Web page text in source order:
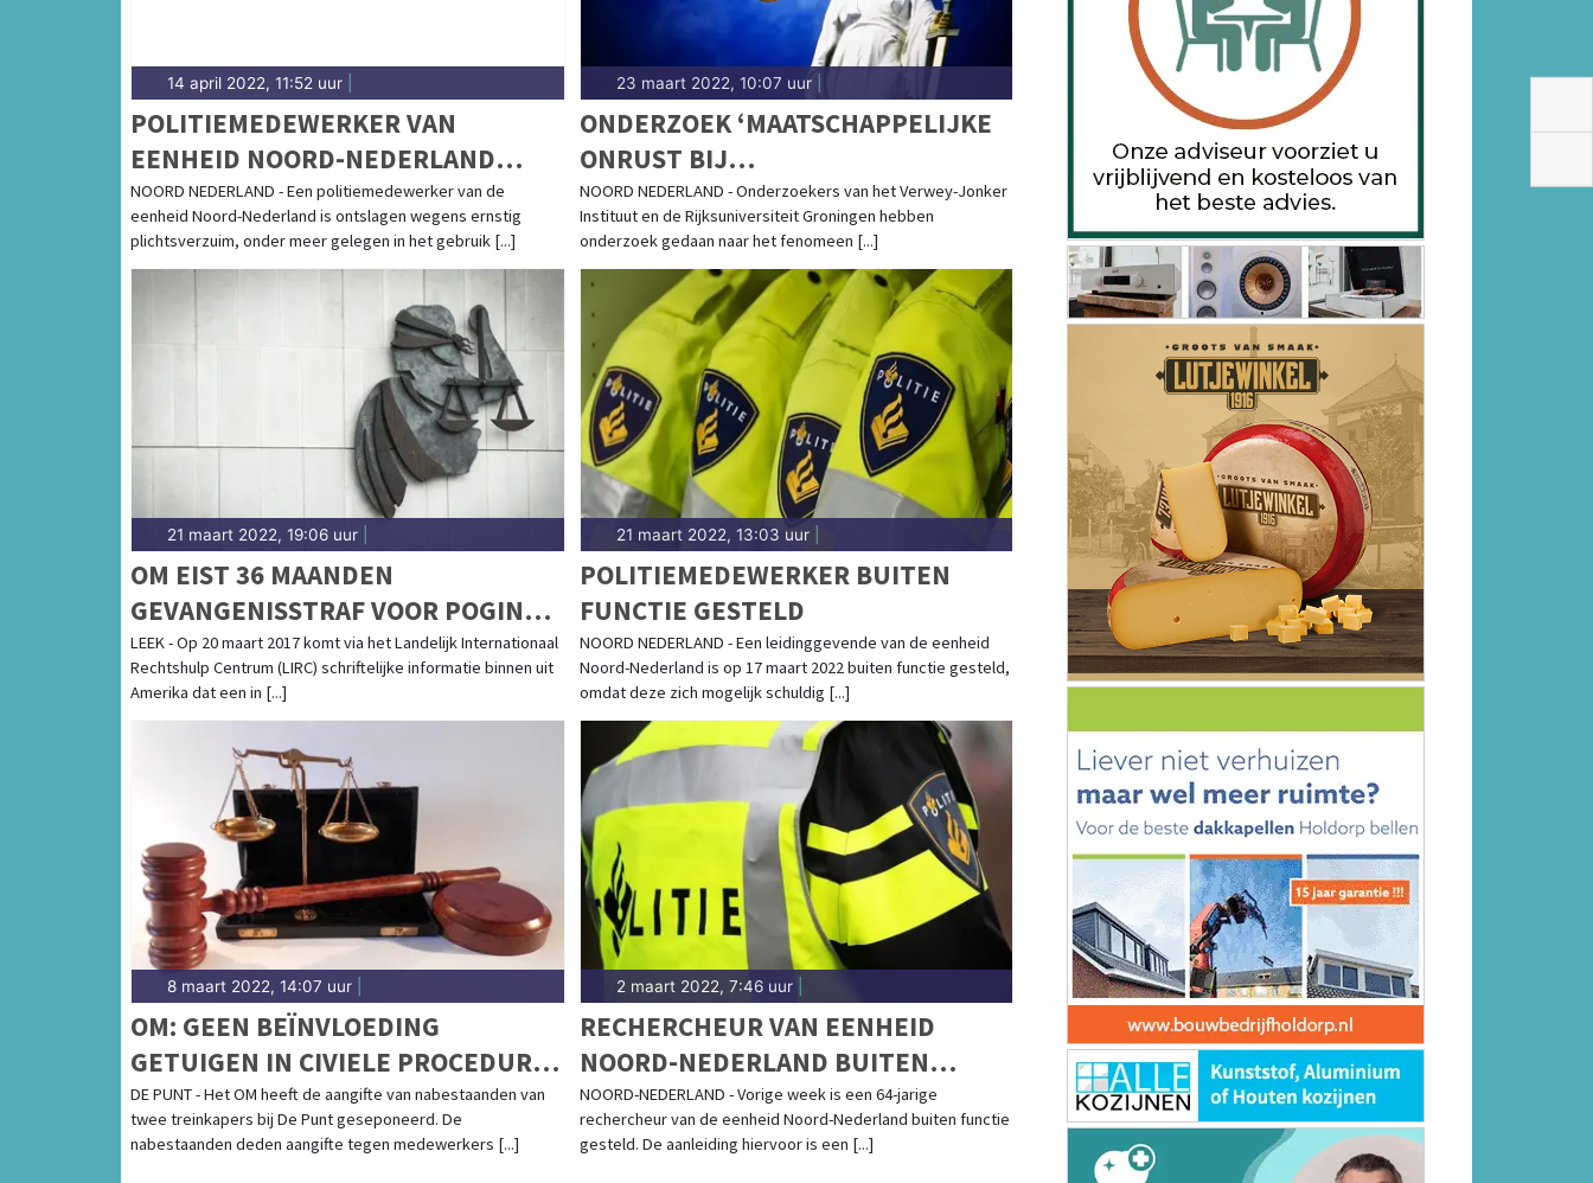
14 april 2022, 11:52 uur
POLITIEMEDEWERKER VAN
EENHEID NOORD-NEDERLAND
ONTSLAGEN
NOORD NEDERLAND - Een politiemedewerker van de
eenheid Noord-Nederland is ontslagen wegens ernstig
plichtsverzuim, onder meer gelegen in het gebruik [...]
23 maart 2022, 10:07 uur|
ONDERZOEK ‘MAATSCHAPPELIJKE
ONRUST BIJ
OVERHEIDSBESLISSINGEN NOORD-
NEDERLAND’ AFGEROND
NOORD NEDERLAND - Onderzoekers van het Verwey-Jonker
Instituut en de Rijksuniversiteit Groningen hebben
onderzoek gedaan naar het fenomeen [...]
21 maart 2022, 19:06 uur
OM EIST 36 MAANDEN
GEVANGENISSTRAF VOOR POGING
INVOER HANDGRANATEN
LEEK - Op 20 maart 2017 komt via het Landelijk Internationaal
Rechtshulp Centrum (LIRC) schriftelijke informatie binnen uit
Amerika dat een in [...]
21 maart 2022, 13:03 uur|
POLITIEMEDEWERKER BUITEN
FUNCTIE GESTELD
NOORD NEDERLAND - Een leidinggevende van de eenheid
Noord-Nederland is op 17 maart 2022 buiten functie gesteld,
omdat deze zich mogelijk schuldig [...]
8 maart 2022, 14:07 uur
OM: GEEN BEÏNVLOEDING
GETUIGEN IN CIVIELE PROCEDURE
TREINKAPING DE PUNT
DE PUNT - Het OM heeft de aangifte van nabestaanden van
twee treinkapers bij De Punt geseponeerd. De
nabestaanden deden aangifte tegen medewerkers [...]
2 maart 2022, 7:46 uur|
RECHERCHEUR VAN EENHEID
NOORD-NEDERLAND BUITEN
FUNCTIE GESTELD
NOORD-NEDERLAND - Vorige week is een 64-jarige
rechercheur van de eenheid Noord-Nederland buiten functie
gesteld. De aanleiding hiervoor is een [...]